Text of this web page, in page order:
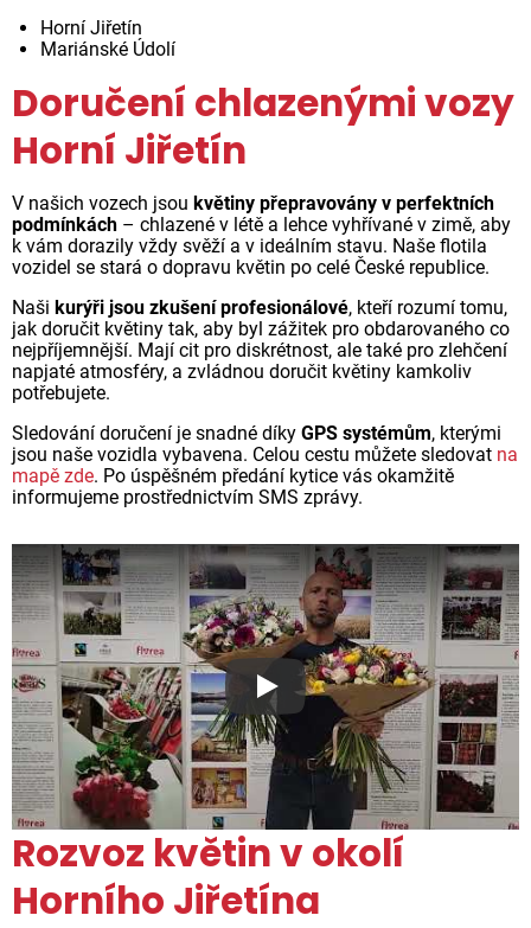
Horní Jiřetín
Mariánské Údolí
Doručení chlazenými vozy
Horní Jiřetín
V našich vozech jsou květiny přepravovány v perfektních
podmínkách – chlazené v létě a lehce vyhřívané v zimě, aby
k vám dorazily vždy svěží a v ideálním stavu. Naše flotila
vozidel se stará o dopravu květin po celé České republice.
Naši kurýři jsou zkušení profesionálové, kteří rozumí tomu,
jak doručit květiny tak, aby byl zážitek pro obdarovaného co
nejpříjemnější. Mají cit pro diskrétnost, ale také pro zlehčení
napjaté atmosféry, a zvládnou doručit květiny kamkoliv
potřebujete.
Sledování doručení je snadné díky GPS systémům, kterými
jsou naše vozidla vybavena. Celou cestu můžete sledovat na
mapě zde. Po úspěšném předání kytice vás okamžitě
informujeme prostřednictvím SMS zprávy.
Proč jsou květiny z Florea
Rozvoz květin v okolí
Horního Jiřetína